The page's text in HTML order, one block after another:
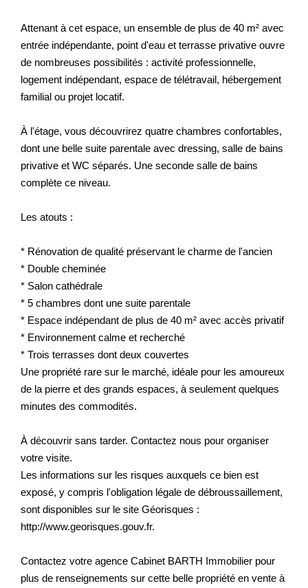
Attenant à cet espace, un ensemble de plus de 40 m² avec
entrée indépendante, point d'eau et terrasse privative ouvre
de nombreuses possibilités : activité professionnelle,
logement indépendant, espace de télétravail, hébergement
familial ou projet locatif.
À l'étage, vous découvrirez quatre chambres confortables,
dont une belle suite parentale avec dressing, salle de bains
privative et WC séparés. Une seconde salle de bains
complète ce niveau.
Les atouts :
* Rénovation de qualité préservant le charme de l'ancien
* Double cheminée
* Salon cathédrale
* 5 chambres dont une suite parentale
* Espace indépendant de plus de 40 m² avec accès privatif
* Environnement calme et recherché
* Trois terrasses dont deux couvertes
Une propriété rare sur le marché, idéale pour les amoureux
de la pierre et des grands espaces, à seulement quelques
minutes des commodités.
À découvrir sans tarder. Contactez nous pour organiser
votre visite.
Les informations sur les risques auxquels ce bien est
exposé, y compris l'obligation légale de débroussaillement,
sont disponibles sur le site Géorisques :
http://www.georisques.gouv.fr.
Contactez votre agence Cabinet BARTH Immobilier pour
plus de renseignements sur cette belle propriété en vente à